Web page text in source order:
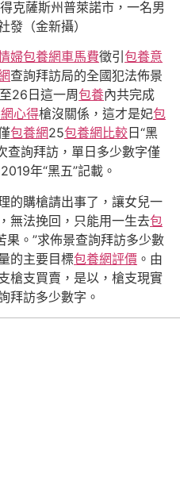
克薩斯州普萊諾市，一名男
發（金新攝）
婦包養網車馬費徵引 包養意
查詢拜訪局的全國犯法佈景
26日這一周包養內共完成
心得槍沒關係，這才是妃包
包養網25包養網比較 日“黑
查詢拜訪，單日多少數字僅
年“黑五”記載。
的購槍請出事了，讓女兒一
無法挽回，只能用一生去包
果。”求佈景查詢拜訪多少數
的主要目標包養網評價 。由
槍支買賣，是以，槍支現實
拜訪多少數字。